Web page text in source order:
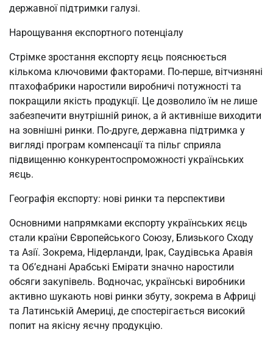
державної підтримки галузі.
Нарощування експортного потенціалу
Стрімке зростання експорту яєць пояснюється
кількома ключовими факторами. По-перше, вітчизняні
птахофабрики наростили виробничі потужності та
покращили якість продукції. Це дозволило їм не лише
забезпечити внутрішній ринок, а й активніше виходити
на зовнішні ринки. По-друге, державна підтримка у
вигляді програм компенсації та пільг сприяла
підвищенню конкурентоспроможності українських
яєць.
Географія експорту: нові ринки та перспективи
Основними напрямками експорту українських яєць
стали країни Європейського Союзу, Близького Сходу
та Азії. Зокрема, Нідерланди, Ірак, Саудівська Аравія
та Об’єднані Арабські Емірати значно наростили
обсяги закупівель. Водночас, українські виробники
активно шукають нові ринки збуту, зокрема в Африці
та Латинській Америці, де спостерігається високий
попит на якісну яєчну продукцію.